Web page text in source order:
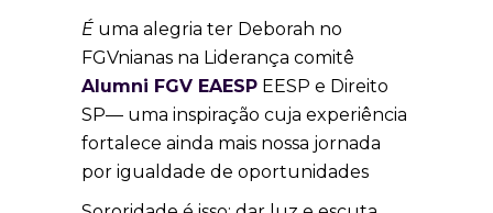
É uma alegria ter Deborah no
FGVnianas na Liderança comitê
Alumni FGV EAESP EESP e Direito
SP— uma inspiração cuja experiência
fortalece ainda mais nossa jornada
por igualdade de oportunidades